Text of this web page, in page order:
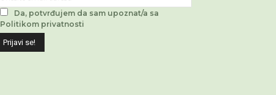
Da, potvrđujem da sam upoznat/a sa
Politikom privatnosti